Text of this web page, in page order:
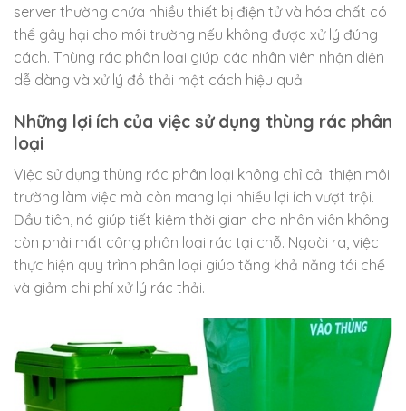
server thường chứa nhiều thiết bị điện tử và hóa chất có
thể gây hại cho môi trường nếu không được xử lý đúng
cách. Thùng rác phân loại giúp các nhân viên nhận diện
dễ dàng và xử lý đồ thải một cách hiệu quả.
Những lợi ích của việc sử dụng thùng rác phân
loại
Việc sử dụng thùng rác phân loại không chỉ cải thiện môi
trường làm việc mà còn mang lại nhiều lợi ích vượt trội.
Đầu tiên, nó giúp tiết kiệm thời gian cho nhân viên không
còn phải mất công phân loại rác tại chỗ. Ngoài ra, việc
thực hiện quy trình phân loại giúp tăng khả năng tái chế
và giảm chi phí xử lý rác thải.